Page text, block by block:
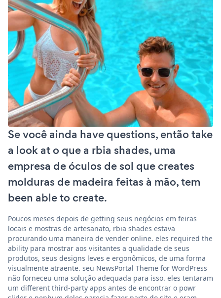
Se você ainda have questions, então take
a look at o que a rbia shades, uma
empresa de óculos de sol que creates
molduras de madeira feitas à mão, tem
been able to create.
Poucos meses depois de getting seus negócios em feiras
locais e mostras de artesanato, rbia shades estava
procurando uma maneira de vender online. eles required the
ability para mostrar aos visitantes a qualidade de seus
produtos, seus designs leves e ergonômicos, de uma forma
visualmente atraente. seu NewsPortal Theme for WordPress
não forneceu uma solução adequada para isso. eles tentaram
um different third-party apps antes de encontrar o powr